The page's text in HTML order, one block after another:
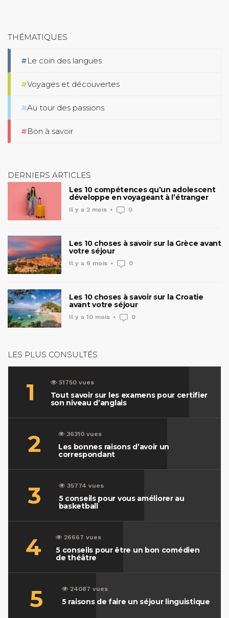
THÉMATIQUES
Le coin des langues
Voyages et découvertes
Au tour des passions
Bon à savoir
DERNIERS ARTICLES
Les 10 compétences qu’un adolescent
développe en voyageant à l’étranger
Il y a 2 mois 0
Les 10 choses à savoir sur la Grèce avant
votre séjour
Il y a 6 mois 0
Les 10 choses à savoir sur la Croatie
avant votre séjour
Il y a 10 mois 0
LES PLUS CONSULTÉS
1 51750 vues
Tout savoir sur les examens pour certifier
son niveau d’anglais
2 36310 vues
Les bonnes raisons d’avoir un
correspondant
3 35774 vues
5 conseils pour vous améliorer au
basketball
4 26667 vues
5 conseils pour être un bon comédien
de théâtre
5 24087 vues
5 raisons de faire un séjour linguistique